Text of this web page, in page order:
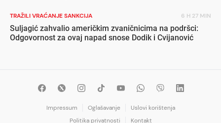
TRAŽILI VRAĆANJE SANKCIJA 6 H 27 MIN
Suljagić zahvalio američkim zvaničnicima na podršci:
Odgovornost za ovaj napad snose Dodik i Cvijanović
Impressum Oglašavanje
Uslovi korištenja
Politika privatnosti
Kontakt